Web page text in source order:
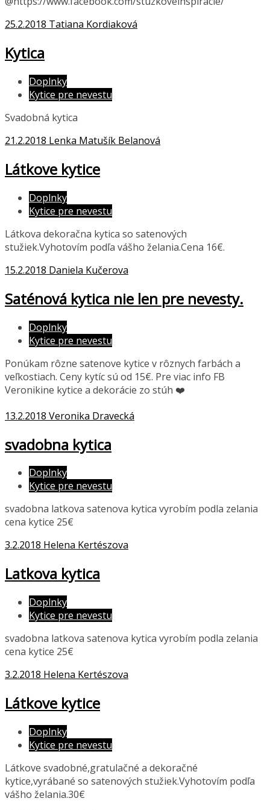
25.2.2018 Tatiana Kordiaková
Kytica
Doplnky
Kytice pre nevestu
Svadobná kytica
21.2.2018 Lenka Matušík Belanová
Látkove kytice
Doplnky
Kytice pre nevestu
Látkova dekoračna kytica so satenových
stužiek.Vyhotovím podľa vášho želania.Cena 16€.
15.2.2018 Daniela Kučerova
Saténová kytica nie len pre nevesty.
Doplnky
Kytice pre nevestu
Ponúkam rôzne satenove kytice v rôznych farbách a
veľkostiach. Ceny kytíc sú od 15€. Pre viac info FB
Veronikine kytice a dekorácie zo stúh ❤️
13.2.2018 Veronika Dravecká
svadobna kytica
Doplnky
Kytice pre nevestu
svadobna latkova satenova kytica vyrobím podla zelania
cena kytice 25€
3.2.2018 Helena Kertészova
Latkova kytica
Doplnky
Kytice pre nevestu
svadobna latkova satenova kytica vyrobím podla zelania
cena kytice 25€
3.2.2018 Helena Kertészova
Látkove kytice
Doplnky
Kytice pre nevestu
Látkove svadobné,gratulačné a dekoračné
kytice,vyrábané so satenových stužiek.Vyhotovím podľa
vášho želania.30€